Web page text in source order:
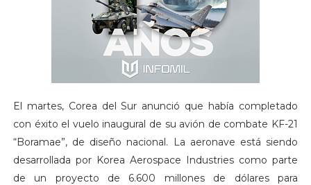
El martes, Corea del Sur anunció que había completado
con éxito el vuelo inaugural de su avión de combate KF-21
“Boramae”, de diseño nacional. La aeronave está siendo
desarrollada por Korea Aerospace Industries como parte
de un proyecto de 6.600 millones de dólares para